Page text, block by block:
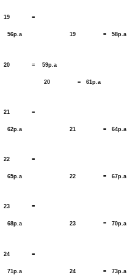
19 =
56p.a 19 = 58p.a
20 = 59p.a
20 = 61p.a
21 =
62p.a 21 = 64p.a
22 =
65p.a 22 = 67p.a
23 =
68p.a 23 = 70p.a
24 =
71p.a 24 = 73p.a